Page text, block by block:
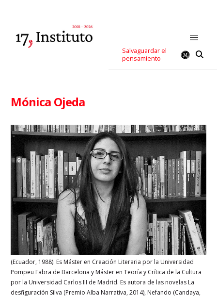
Salvaguardar el
pensamiento
Mónica Ojeda
(Ecuador, 1988). Es Máster en Creación Literaria por la Universidad
Pompeu Fabra de Barcelona y Máster en Teoría y Crítica de la Cultura
por la Universidad Carlos III de Madrid. Es autora de las novelas La
desfiguración Silva (Premio Alba Narrativa, 2014), Nefando (Candaya,